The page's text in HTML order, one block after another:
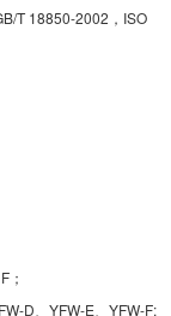
T 18850-2002，ISO
；
D、YFW-E、YFW-F;